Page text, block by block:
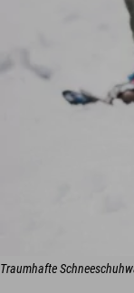
Traumhafte